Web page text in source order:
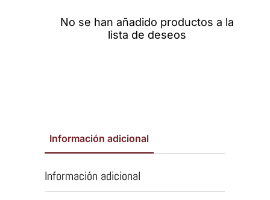
No se han añadido productos a la
lista de deseos
Información adicional
Información adicional